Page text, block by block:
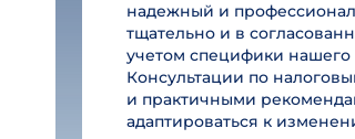
надежный и
тщательно и в
учетом специфики
Консультации по
и практичными
адаптироваться к